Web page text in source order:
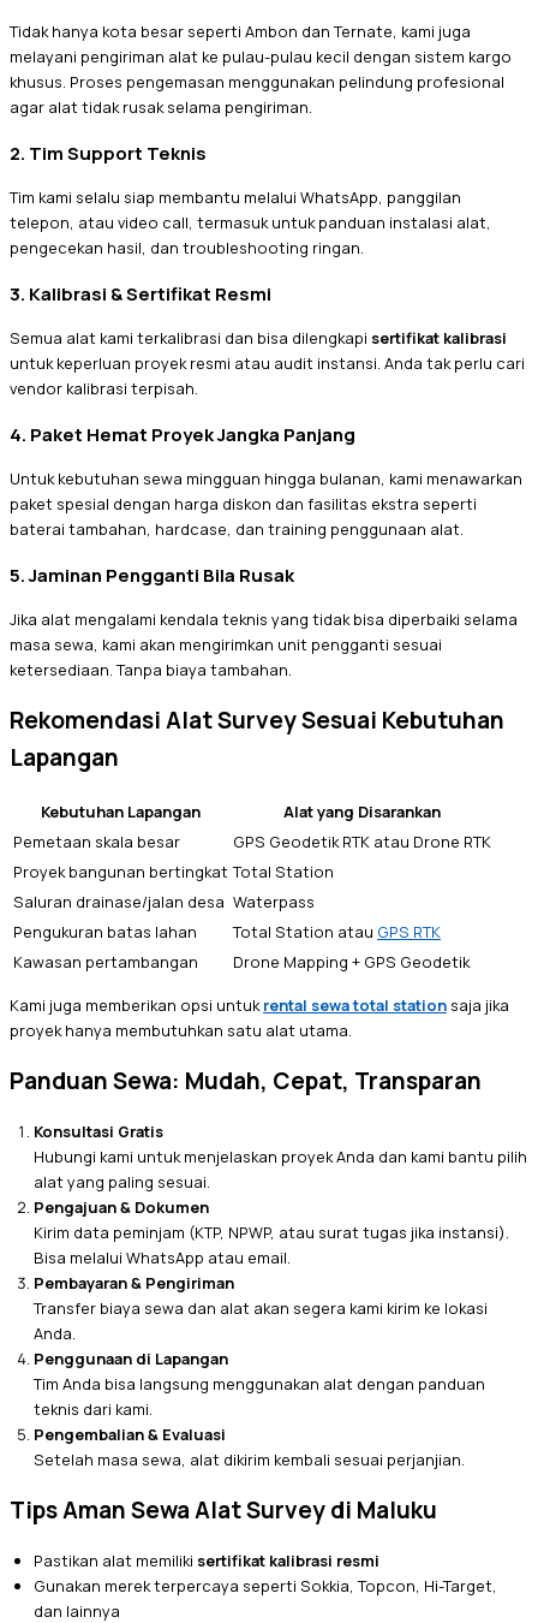
Tidak hanya kota besar seperti Ambon dan Ternate, kami juga
melayani pengiriman alat ke pulau-pulau kecil dengan sistem kargo
khusus. Proses pengemasan menggunakan pelindung profesional
agar alat tidak rusak selama pengiriman.
2. Tim Support Teknis
Tim kami selalu siap membantu melalui WhatsApp, panggilan
telepon, atau video call, termasuk untuk panduan instalasi alat,
pengecekan hasil, dan troubleshooting ringan.
3. Kalibrasi & Sertifikat Resmi
Semua alat kami terkalibrasi dan bisa dilengkapi sertifikat kalibrasi
untuk keperluan proyek resmi atau audit instansi. Anda tak perlu cari
vendor kalibrasi terpisah.
4. Paket Hemat Proyek Jangka Panjang
Untuk kebutuhan sewa mingguan hingga bulanan, kami menawarkan
paket spesial dengan harga diskon dan fasilitas ekstra seperti
baterai tambahan, hardcase, dan training penggunaan alat.
5. Jaminan Pengganti Bila Rusak
Jika alat mengalami kendala teknis yang tidak bisa diperbaiki selama
masa sewa, kami akan mengirimkan unit pengganti sesuai
ketersediaan. Tanpa biaya tambahan.
Rekomendasi Alat Survey Sesuai Kebutuhan
Lapangan
Kebutuhan Lapangan
Alat yang Disarankan
Pemetaan skala besar
GPS Geodetik RTK atau Drone RTK
Proyek bangunan bertingkat Total Station
Saluran drainase/jalan desa Waterpass
Pengukuran batas lahan
Total Station atau GPS RTK
Kawasan pertambangan
Drone Mapping + GPS Geodetik
Kami juga memberikan opsi untukrental sewa total station saja jika
proyek hanya membutuhkan satu alat utama.
Panduan Sewa: Mudah, Cepat, Transparan
Konsultasi Gratis
Hubungi kami untuk menjelaskan proyek Anda dan kami bantu pilih
alat yang paling sesuai.
Pengajuan & Dokumen
Kirim data peminjam (KTP, NPWP, atau surat tugas jika instansi).
Bisa melalui WhatsApp atau email.
Pembayaran & Pengiriman
Transfer biaya sewa dan alat akan segera kami kirim ke lokasi
Anda.
Penggunaan di Lapangan
Tim Anda bisa langsung menggunakan alat dengan panduan
teknis dari kami.
Pengembalian & Evaluasi
Setelah masa sewa, alat dikirim kembali sesuai perjanjian.
Tips Aman Sewa Alat Survey di Maluku
Pastikan alat memiliki sertifikat kalibrasi resmi
Gunakan merek terpercaya seperti Sokkia, Topcon, Hi-Target,
dan lainnya